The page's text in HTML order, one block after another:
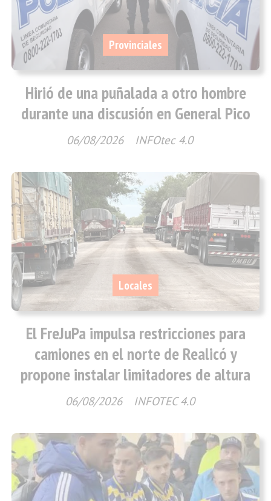
Hirió de una puñalada a otro hombre
durante una discusión en General Pico
INFOtec 4.0
Provinciales
06/08/2026
El FreJuPa impulsa restricciones para
camiones en el norte de Realicó y
propone instalar limitadores de altura
INFOTEC 4.0
Locales
06/08/2026